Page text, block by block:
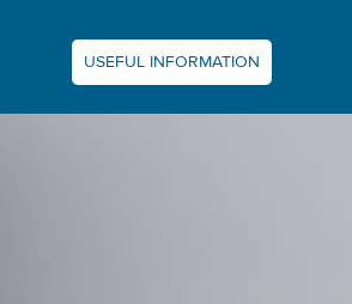
USEFUL INFORMATION